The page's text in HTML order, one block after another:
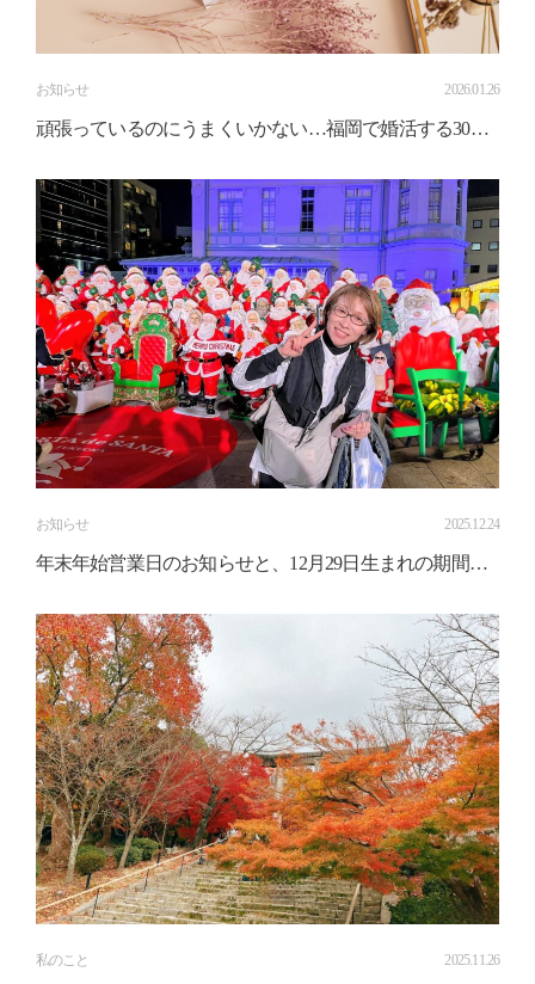
お知らせ 2026.01.26
頑張っているのにうまくいかない…福岡で婚活する30代
お知らせ 2025.12.24
年末年始営業日のお知らせと、12月29日生まれの期間限
私のこと 2025.11.26